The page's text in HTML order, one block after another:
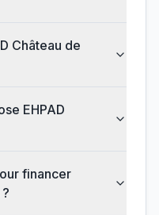
Château de
EHPAD
financer